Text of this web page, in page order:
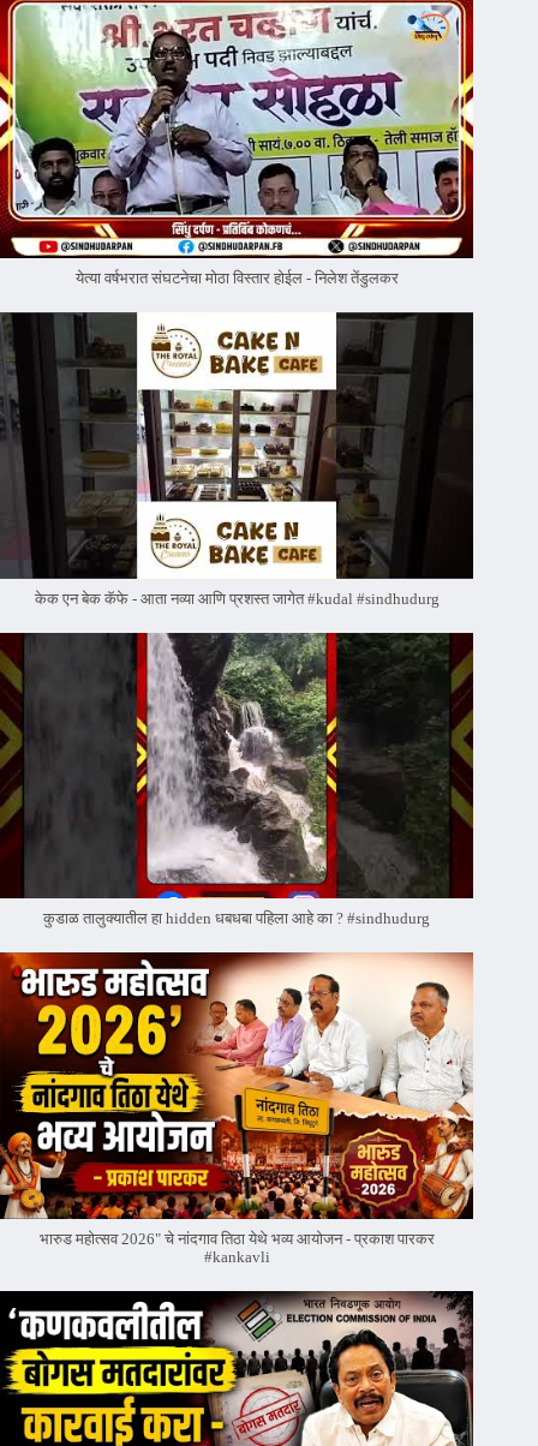
येत्या वर्षभरात संघटनेचा मोठा विस्तार होईल - निलेश तेंडुलकर
केक एन बेक कॅफे - आता नव्या आणि प्रशस्त जागेत #kudal #sindhudurg
कुडाळ तालुक्यातील हा hidden धबधबा पहिला आहे का ? #sindhudurg
भारुड महोत्सव 2026" चे नांदगाव तिठा येथे भव्य आयोजन - प्रकाश पारकर
#kankavli